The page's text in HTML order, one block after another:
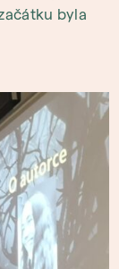
byla